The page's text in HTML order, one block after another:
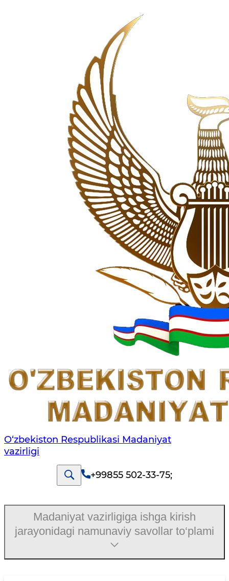
O‘zbekiston Respublikasi Madaniyat
vazirligi
+99855 502-33-75;
Madaniyat vazirligiga ishga kirish
jarayonidagi namunaviy savollar to‘plami